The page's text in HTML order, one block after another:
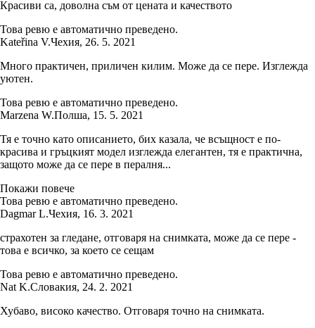
Красиви са, доволна съм от цената и качеството
Това ревю е автоматично преведено.
Kateřina V.Чехия, 26. 5. 2021
Много практичен, приличен килим. Може да се пере. Изглежда
уютен.
Това ревю е автоматично преведено.
Marzena W.Полша, 15. 5. 2021
Тя е точно като описанието, бих казала, че всъщност е по-
красива и гръцкият модел изглежда елегантен, тя е практична,
защото може да се пере в пералня...
Покажи повече
Това ревю е автоматично преведено.
Dagmar L.Чехия, 16. 3. 2021
страхотен за гледане, отговаря на снимката, може да се пере -
това е всичко, за което се сещам
Това ревю е автоматично преведено.
Nat K.Словакия, 24. 2. 2021
Хубаво, високо качество. Отговаря точно на снимката.